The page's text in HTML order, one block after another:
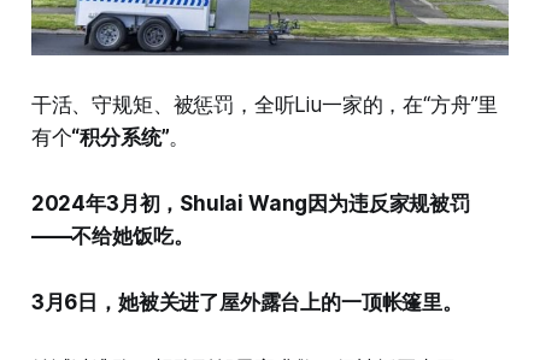
干活、守规矩、被惩罚，全听Liu一家的，在“方舟”里
有个“积分系统”。
2024年3月初，Shulai Wang因为违反家规被罚
——不给她饭吃。
3月6日，她被关进了屋外露台上的一顶帐篷里。